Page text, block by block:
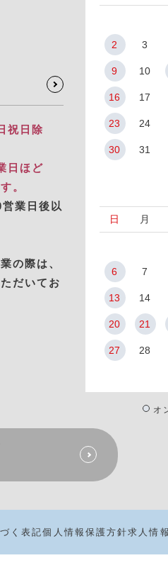
祝日除
日ほど
。
業日後以
の際は、
だいてお
2 3
9 10
16 17
23 24
30 31
日 月
6 7
13 14
20 21
27 28
オ
く表記個人情報保護方針求人情報